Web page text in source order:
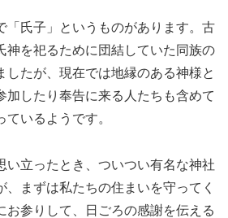
「氏子」というものがあります。古
神を祀るために団結していた同族の
したが、現在では地縁のある神様と
加したり奉告に来る人たちも含めて
いるようです。
い立ったとき、ついつい有名な神社
、まずは私たちの住まいを守ってく
お参りして、日ごろの感謝を伝える